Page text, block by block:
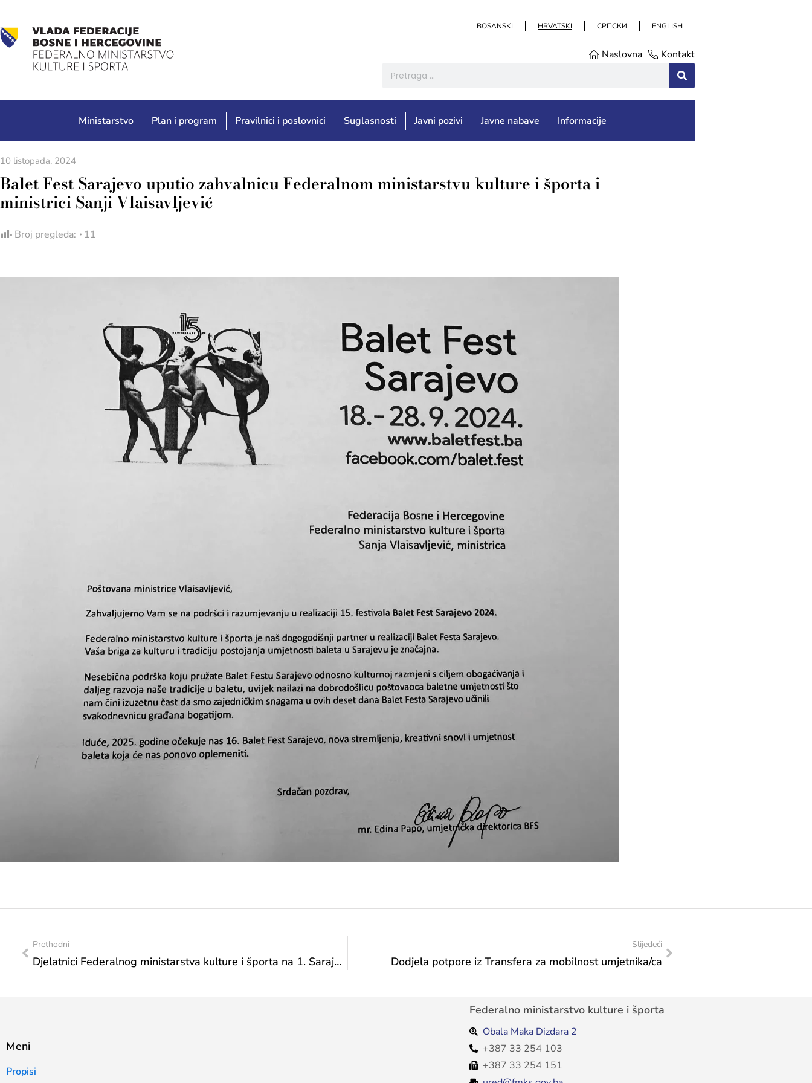
BOSANSKI HRVATSKI СРПСКИ ENGLISH
Naslovna Kontakt
Ministarstvo Plan i program Pravilnici i poslovnici Suglasnosti Javni pozivi Javne nabave Informacije
10 listopada, 2024
Balet Fest Sarajevo uputio zahvalnicu Federalnom ministarstvu kulture i športa i
ministrici Sanji Vlaisavljević
Broj pregleda: 11
Prethodni
Djelatnici Federalnog ministarstva kulture i športa na 1. Sarajevo Mental Health Symposium
Slijedeći
Dodjela potpore iz Transfera za mobilnost umjetnika/ca
Meni
Propisi
Federalno ministarstvo kulture i športa
Obala Maka Dizdara 2
+387 33 254 103
+387 33 254 151